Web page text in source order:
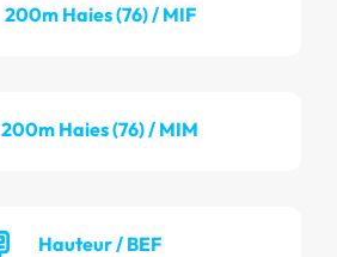
200m Haies (76) / MIF
200m Haies (76) / MIM
Hauteur / BEF